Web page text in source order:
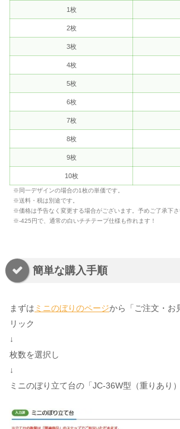
1枚
2枚
3枚
4枚
5枚
6枚
7枚
8枚
9枚
10枚
※同一デザインの場合の1枚の単価です。
※送料・税は別途です。
※価格は予告なく変更する場合がございます。予めご了承下さ
※-425円で、通常の白いチチテープ仕様も作れます！
簡単な購入手順
まずは ミニのぼりのページから「ご注文・お
リック
↓
枚数を選択し
↓
ミニのぼり立て台の「JC-36W型（重りあり